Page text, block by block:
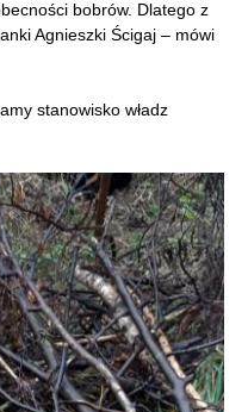
bobrów. Dlatego z
Agnieszki Ścigaj – mówi
stanowisko władz